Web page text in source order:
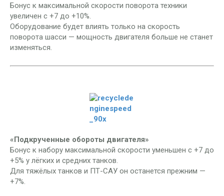
Бонус к максимальной скорости поворота техники
увеличен с +7 до +10%.
Оборудование будет влиять только на скорость
поворота шасси — мощность двигателя больше не станет
изменяться.
«Подкрученные обороты двигателя»
Бонус к набору максимальной скорости уменьшен с +7 до
+5% у лёгких и средних танков.
Для тяжёлых танков и ПТ-САУ он останется прежним —
+7%.